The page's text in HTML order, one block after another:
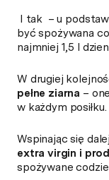
I tak – u
być spożywana
najmniej 1,5 l
W drugiej
pełne ziarna –
w każdym posiłku.
Wspinając się
extra virgin i
spożywane